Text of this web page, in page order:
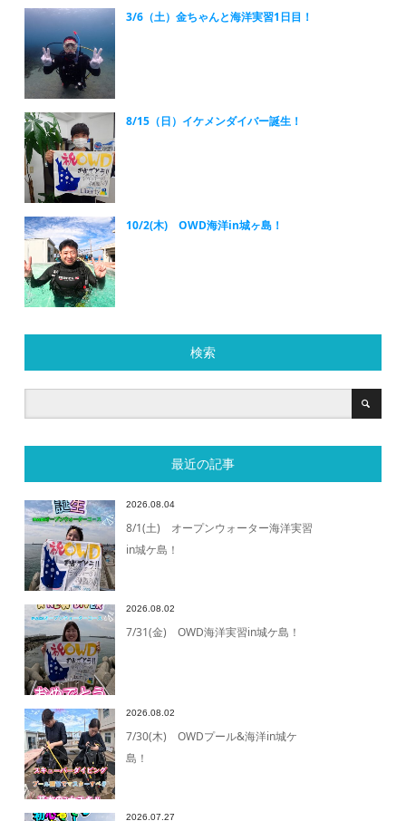
3/6（土）金ちゃんと海洋実習1日目！
8/15（日）イケメンダイバー誕生！
10/2(木) OWD海洋in城ヶ島！
検索
最近の記事
2026.08.04
8/1(土) オープンウォーター海洋実習
in城ケ島！
2026.08.02
7/31(金) OWD海洋実習in城ケ島！
2026.08.02
7/30(木) OWDプール&海洋in城ケ
島！
2026.07.27